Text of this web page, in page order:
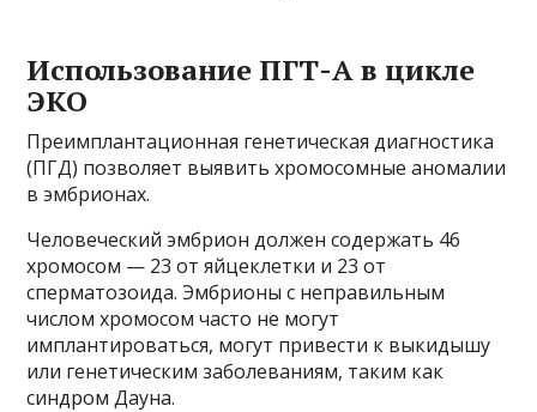
Использование ПГТ-А в цикле
ЭКО
Преимплантационная генетическая диагностика
(ПГД) позволяет выявить хромосомные аномалии
в эмбрионах.
Человеческий эмбрион должен содержать 46
хромосом — 23 от яйцеклетки и 23 от
сперматозоида. Эмбрионы с неправильным
числом хромосом часто не могут
имплантироваться, могут привести к выкидышу
или генетическим заболеваниям, таким как
синдром Дауна.